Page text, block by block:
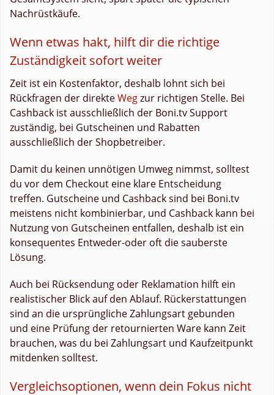
Nachrüstkäufe.
Wenn etwas hakt, hilft dir die richtige
Zuständigkeit sofort weiter
Zeit ist ein Kostenfaktor, deshalb lohnt sich bei
Rückfragen der direkteWegzur richtigen Stelle. Bei
Cashback ist ausschließlich der Boni.tv Support
zuständig, bei Gutscheinen und Rabatten
ausschließlich der Shopbetreiber.
Damit du keinen unnötigen Umweg nimmst, solltest
du vor dem Checkout eine klare Entscheidung
treffen. Gutscheine und Cashback sind bei Boni.tv
meistens nicht kombinierbar, und Cashback kann bei
Nutzung von Gutscheinen entfallen, deshalb ist ein
konsequentes Entweder-oder oft die sauberste
Lösung.
Auch bei Rücksendung oder Reklamation hilft ein
realistischer Blick auf den Ablauf. Rückerstattungen
sind an die ursprüngliche Zahlungsart gebunden
und eine Prüfung der retournierten Ware kann Zeit
brauchen, was du bei Zahlungsart und Kaufzeitpunkt
mitdenken solltest.
Vergleichsoptionen, wenn dein Fokus nicht